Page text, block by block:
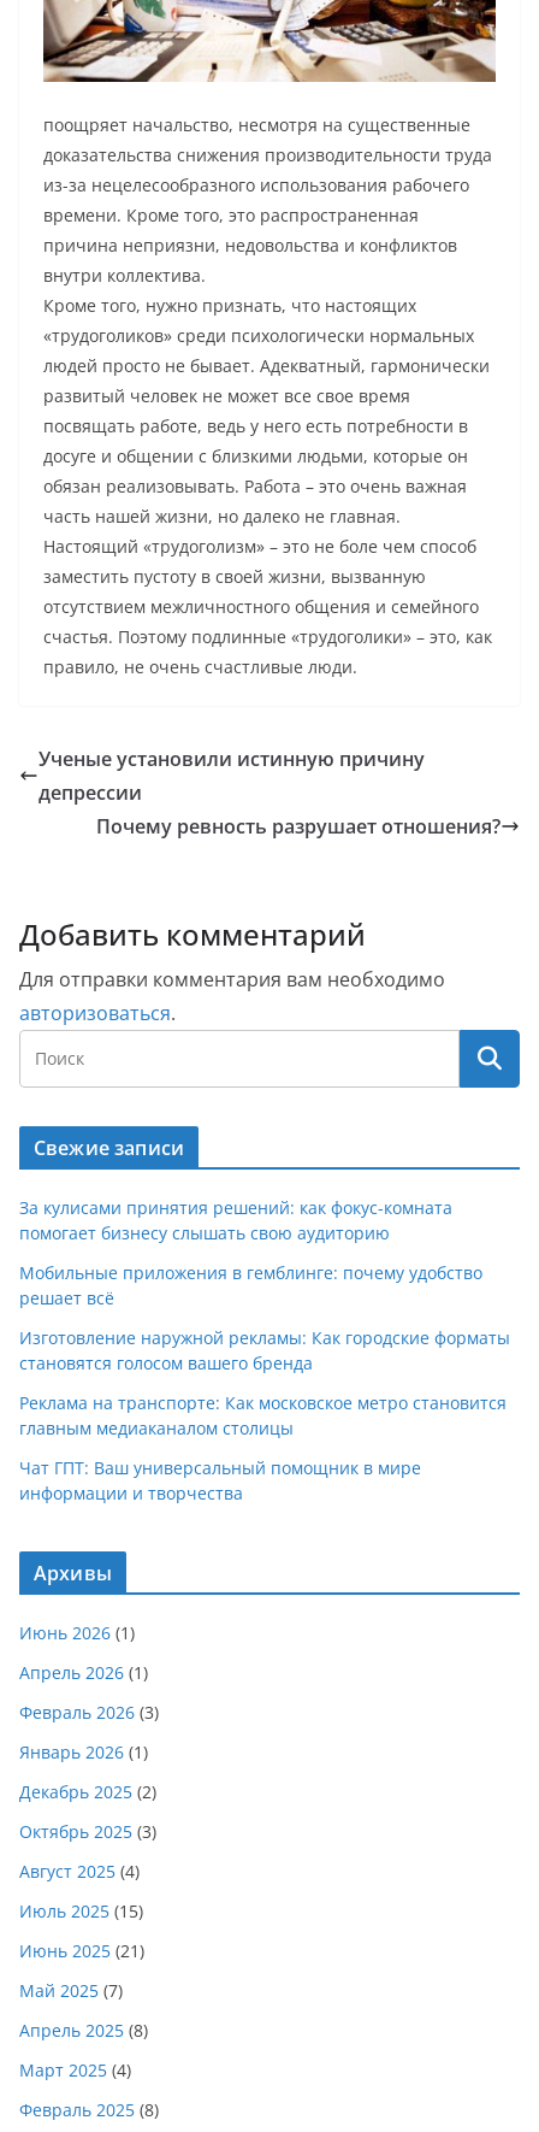
поощряет начальство, несмотря на существенные
доказательства снижения производительности труда
из-за нецелесообразного использования рабочего
времени. Кроме того, это распространенная
причина неприязни, недовольства и конфликтов
внутри коллектива.
Кроме того, нужно признать, что настоящих
«трудоголиков» среди психологически нормальных
людей просто не бывает. Адекватный, гармонически
развитый человек не может все свое время
посвящать работе, ведь у него есть потребности в
досуге и общении с близкими людьми, которые он
обязан реализовывать. Работа – это очень важная
часть нашей жизни, но далеко не главная.
Настоящий «трудоголизм» – это не боле чем способ
заместить пустоту в своей жизни, вызванную
отсутствием межличностного общения и семейного
счастья. Поэтому подлинные «трудоголики» – это, как
правило, не очень счастливые люди.
Ученые установили истинную причину
депрессии
Почему ревность разрушает отношения?
Добавить комментарий
Для отправки комментария вам необходимо
авторизоваться.
Свежие записи
За кулисами принятия решений: как фокус-комната
помогает бизнесу слышать свою аудиторию
Мобильные приложения в гемблинге: почему удобство
решает всё
Изготовление наружной рекламы: Как городские форматы
становятся голосом вашего бренда
Реклама на транспорте: Как московское метро становится
главным медиаканалом столицы
Чат ГПТ: Ваш универсальный помощник в мире
информации и творчества
Архивы
Июнь 2026 (1)
Апрель 2026 (1)
Февраль 2026 (3)
Январь 2026 (1)
Декабрь 2025 (2)
Октябрь 2025 (3)
Август 2025 (4)
Июль 2025 (15)
Июнь 2025 (21)
Май 2025 (7)
Апрель 2025 (8)
Март 2025 (4)
Февраль 2025 (8)